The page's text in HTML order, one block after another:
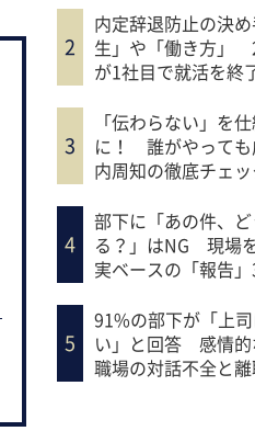
内定辞退防止の決
生」や「働き方」
が1社目で就活を終
「伝わらない」を
に！ 誰がやっても
内周知の徹底チェ
部下に「あの件、
る？」はNG 現場
実ベースの「報告
91%の部下が「上
い」と回答 感情的
職場の対話不全と